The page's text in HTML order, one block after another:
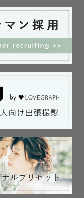
いたします)
ベビードレス（自
能です。
作）
際はご相談くださ